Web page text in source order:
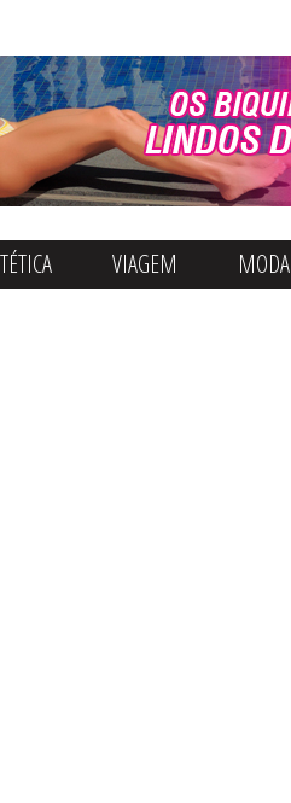
VIAGEM MODA